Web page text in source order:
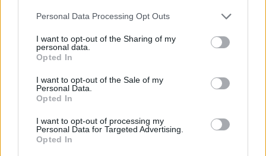
Please note that this website/app uses one or more Google
not limited to your visit or usage behaviour. You may click to
grant or deny consent to Google and its third-party tags to
use your data for below specified purposes in below Google
consent section.
Personal Data Processing Opt Outs
I want to opt-out of the Sharing of my
personal data.
Opted In
I want to opt-out of the Sale of my
Personal Data.
Opted In
I want to opt-out of processing my
Personal Data for Targeted Advertising.
Opted In
Már csak egy platformon nem érhető el a Diablo IV,
de ez nagyon hamar megváltozhat
| 2026.06.22 15:29
Már mindenki sejti, hogy úton van a port, de még mindig
csak szivárgásokból tájékozódunk. A Blizzard továbbra is
hallgat.